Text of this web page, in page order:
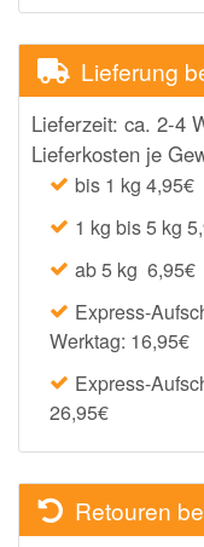
Alle Shops
Lieferung
Lieferzeit: ca. 2-4
Lieferkosten je
bis 1 kg 4,95€
1 kg bis 5 kg
ab 5 kg 6,95€
Express-
Werktag: 16,95€
Express-
26,95€
Retouren